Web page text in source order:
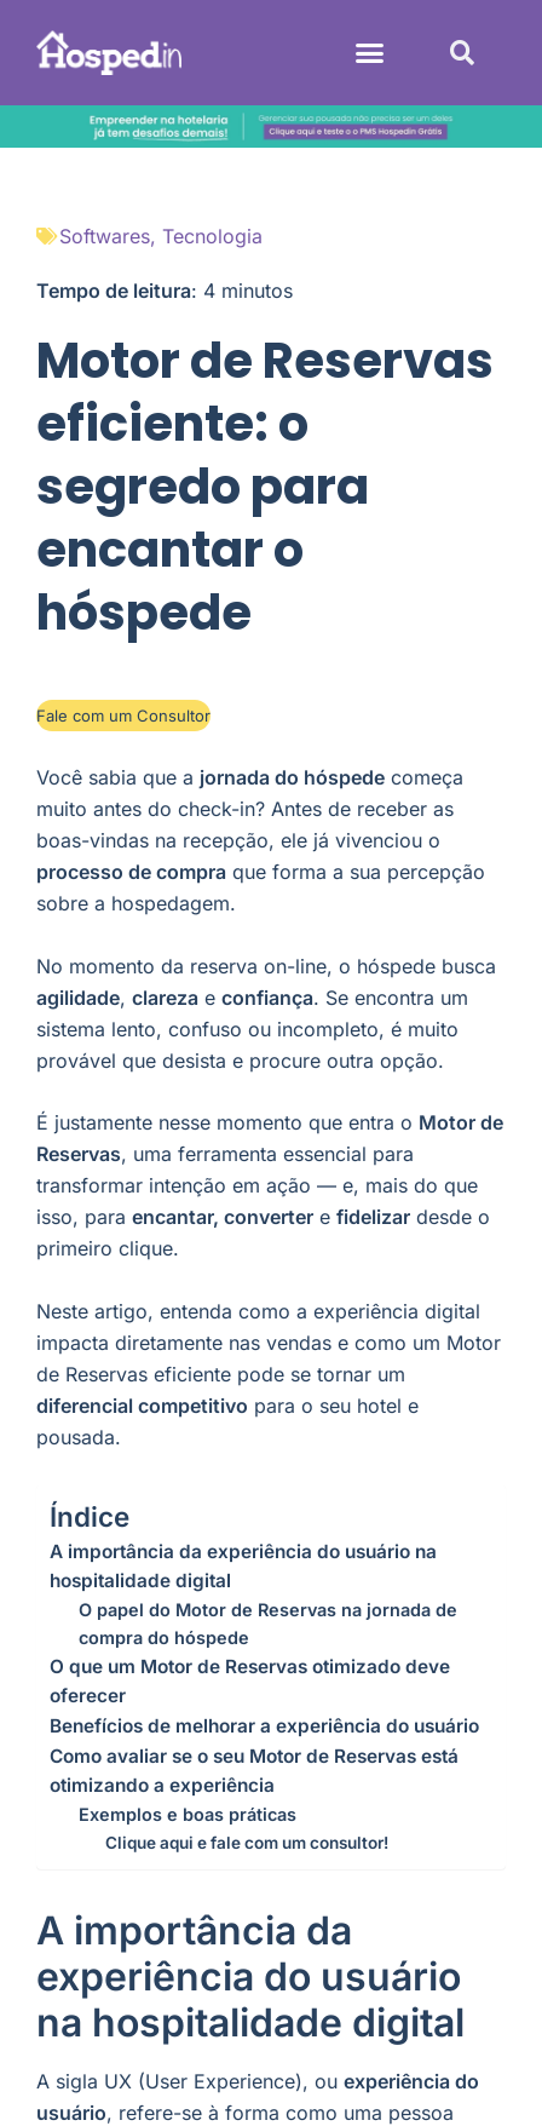
Softwares, Tecnologia
Tempo de leitura: 4 minutos
Motor de Reservas
eficiente: o
segredo para
encantar o
hóspede
Fale com um Consultor
Você sabia que a jornada do hóspede começa
muito antes do check-in? Antes de receber as
boas-vindas na recepção, ele já vivenciou o
processo de compra que forma a sua percepção
sobre a hospedagem.
No momento da reserva on-line, o hóspede busca
agilidade, clareza e confiança. Se encontra um
sistema lento, confuso ou incompleto, é muito
provável que desista e procure outra opção.
É justamente nesse momento que entra o Motor de
Reservas, uma ferramenta essencial para
transformar intenção em ação — e, mais do que
isso, para encantar, converter e fidelizar desde o
primeiro clique.
Neste artigo, entenda como a experiência digital
impacta diretamente nas vendas e como um Motor
de Reservas eficiente pode se tornar um
diferencial competitivo para o seu hotel e
pousada.
Índice
A importância da experiência do usuário na
hospitalidade digital
O papel do Motor de Reservas na jornada de
compra do hóspede
O que um Motor de Reservas otimizado deve
oferecer
Benefícios de melhorar a experiência do usuário
Como avaliar se o seu Motor de Reservas está
otimizando a experiência
Exemplos e boas práticas
Clique aqui e fale com um consultor!
A importância da
experiência do usuário
na hospitalidade digital
A sigla UX (User Experience), ou experiência do
usuário, refere-se à forma como uma pessoa